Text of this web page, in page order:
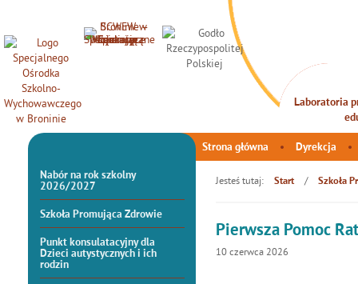
Laboratoria
Strona główna Dyrekcja
Nabór na rok szkolny
2026/2027
Szkoła Promująca Zdrowie
Punkt konsulatacyjny dla
Dzieci autystycznych i ich
rodzin
Jesteś tutaj: Start / Szkoła
Pierwsza Pomoc
10 czerwca 2026